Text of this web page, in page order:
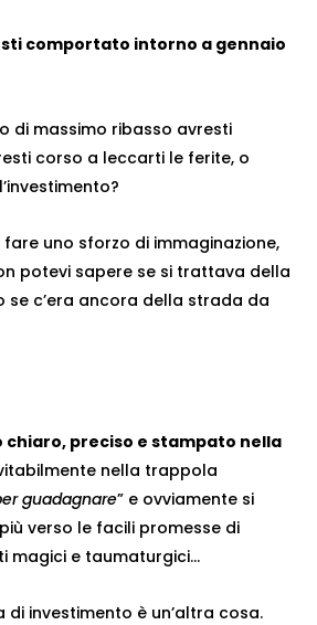
comportato intorno a gennaio
di massimo ribasso avresti
corso a leccarti le ferite, o
uno sforzo di immaginazione,
potevi sapere se si trattava della
se c’era ancora della strada da
chiaro, preciso e stampato nella
nella trappola
guadagnare” e ovviamente si
verso le facili promesse di
magici e taumaturgici…
investimento è un’altra cosa.